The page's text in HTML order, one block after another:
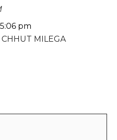
pm
MILEGA